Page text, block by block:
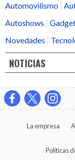
Automovilismo
Autoshows
Novedades
NOTICIAS
La empresa
Políticas